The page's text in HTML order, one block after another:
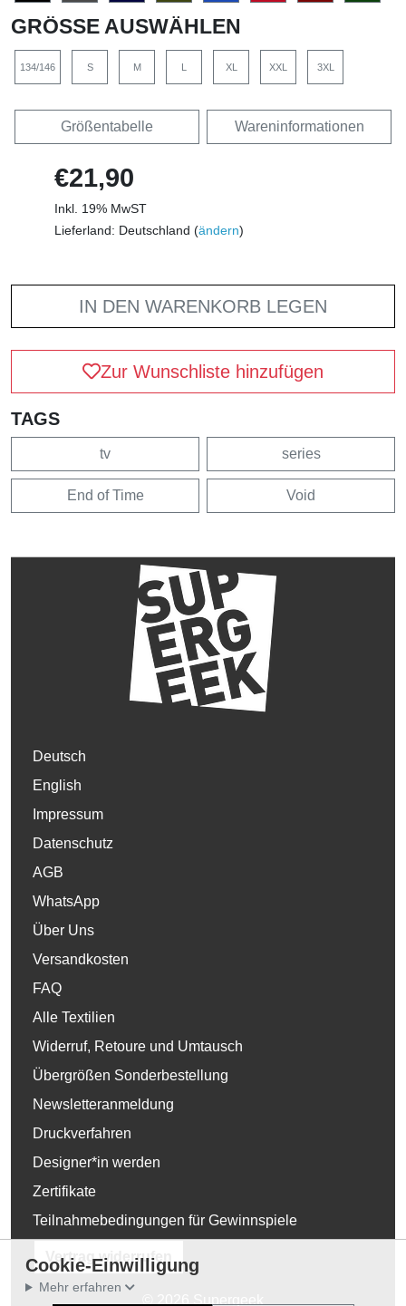
GRÖSSE AUSWÄHLEN
134/146 S M L XL XXL 3XL
Größentabelle Wareninformationen
€21,90
Inkl. 19% MwST
Lieferland: Deutschland (ändern)
IN DEN WARENKORB LEGEN
Zur Wunschliste hinzufügen
TAGS
tv series
End of Time Void
Deutsch
English
Impressum
Datenschutz
AGB
WhatsApp
Über Uns
Versandkosten
FAQ
Alle Textilien
Widerruf, Retoure und Umtausch
Übergrößen Sonderbestellung
Newsletteranmeldung
Druckverfahren
Designer*in werden
Zertifikate
Teilnahmebedingungen für Gewinnspiele
Vertrag widerrufen
Cookie-Einwilligung
Mehr erfahren